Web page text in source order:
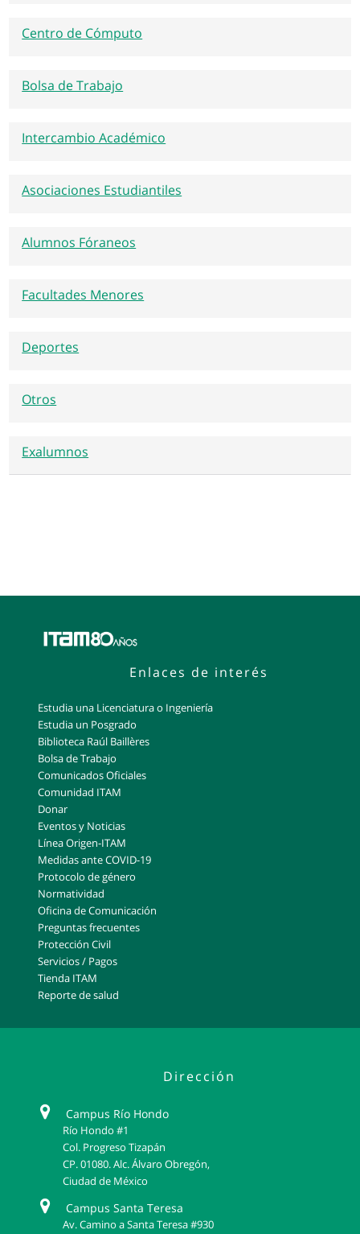
Centro de Cómputo
Bolsa de Trabajo
Intercambio Académico
Asociaciones Estudiantiles
Alumnos Fóraneos
Facultades Menores
Deportes
Otros
Exalumnos
Enlaces de interés
Estudia una Licenciatura o Ingeniería
Estudia un Posgrado
Biblioteca Raúl Baillères
Bolsa de Trabajo
Comunicados Oficiales
Comunidad ITAM
Donar
Eventos y Noticias
Línea Origen-ITAM
Medidas ante COVID-19
Protocolo de género
Normatividad
Oficina de Comunicación
Preguntas frecuentes
Protección Civil
Servicios / Pagos
Tienda ITAM
Reporte de salud
Dirección
Campus Río Hondo
Río Hondo #1
Col. Progreso Tizapán
CP. 01080. Alc. Álvaro Obregón,
Ciudad de México
Campus Santa Teresa
Av. Camino a Santa Teresa #930